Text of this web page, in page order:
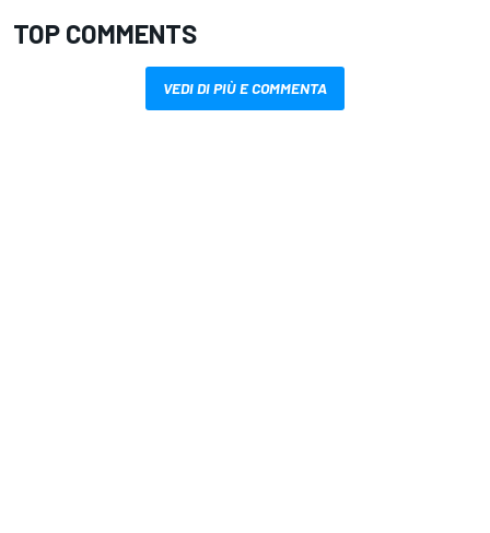
TOP COMMENTS
VEDI DI PIÙ E COMMENTA